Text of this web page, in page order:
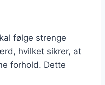
følge strenge
hvilket sikrer, at
forhold. Dette